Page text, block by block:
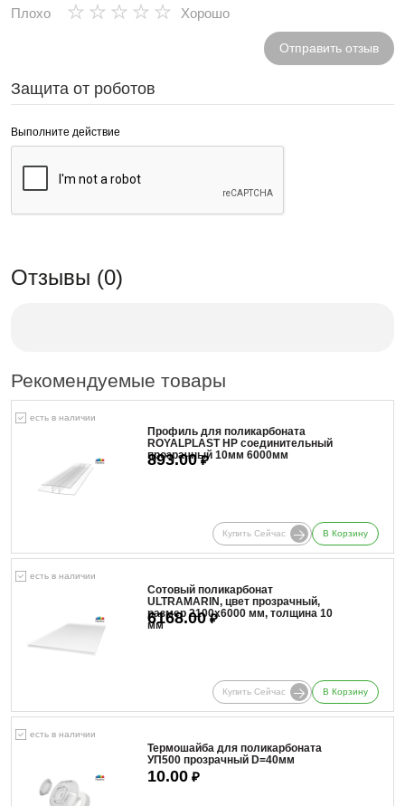
Плохо ★
★
★
★
★ Хорошо
Отправить отзыв
Защита от роботов
Выполните действие
Отзывы (0)
Рекомендуемые товары
есть в наличии
Профиль для поликарбоната
ROYALPLAST HP соединительный
прозрачный 10мм 6000мм
893.00₽
Купить Сейчас В Корзину
есть в наличии
Сотовый поликарбонат
ULTRAMARIN, цвет прозрачный,
размер 2100x6000 мм, толщина 10
мм
6168.00₽
Купить Сейчас В Корзину
есть в наличии
Термошайба для поликарбоната
УП500 прозрачный D=40мм
10.00 ₽